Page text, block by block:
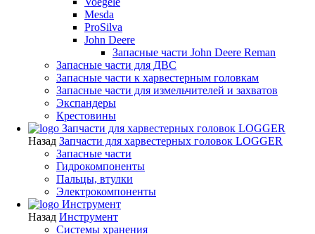
Mesda
ProSilva
John Deere
Запасные части John Deere Reman
Запасные части для ДВС
Запасные части к харвестерным головкам
Запасные части для измельчителей и захватов
Экспандеры
Крестовины
Запчасти для харвестерных головок LOGGER
Назад Запчасти для харвестерных головок LOGGER
Запасные части
Гидрокомпоненты
Пальцы, втулки
Электрокомпоненты
Инструмент
Назад Инструмент
Системы хранения